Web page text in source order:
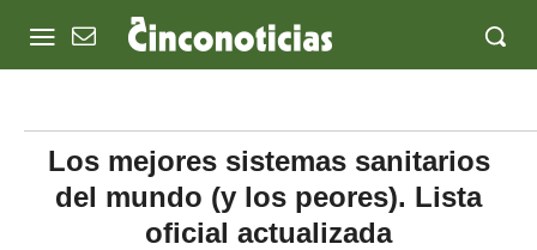
Los mejores sistemas sanitarios
del mundo (y los peores). Lista
oficial actualizada